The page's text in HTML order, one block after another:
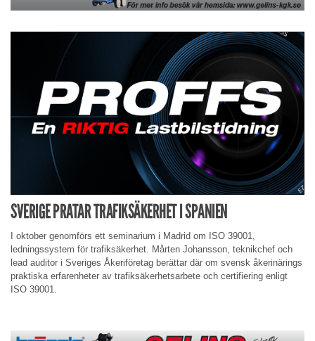
SVERIGE PRATAR TRAFIKSÄKERHET I SPANIEN
I oktober genomförs ett seminarium i Madrid om ISO 39001,
ledningssystem för trafiksäkerhet. Mårten Johansson, teknikchef och
lead auditor i Sveriges Åkeriföretag berättar där om svensk åkerinärings
praktiska erfarenheter av trafiksäkerhetsarbete och certifiering enligt
ISO 39001.